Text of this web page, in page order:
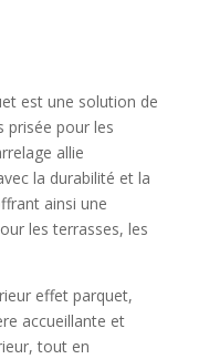
est une solution de
prisée pour les
allie
la durabilité et la
ainsi une
les terrasses, les
effet parquet,
accueillante et
tout en